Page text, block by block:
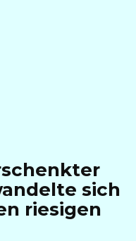
sich
riesigen